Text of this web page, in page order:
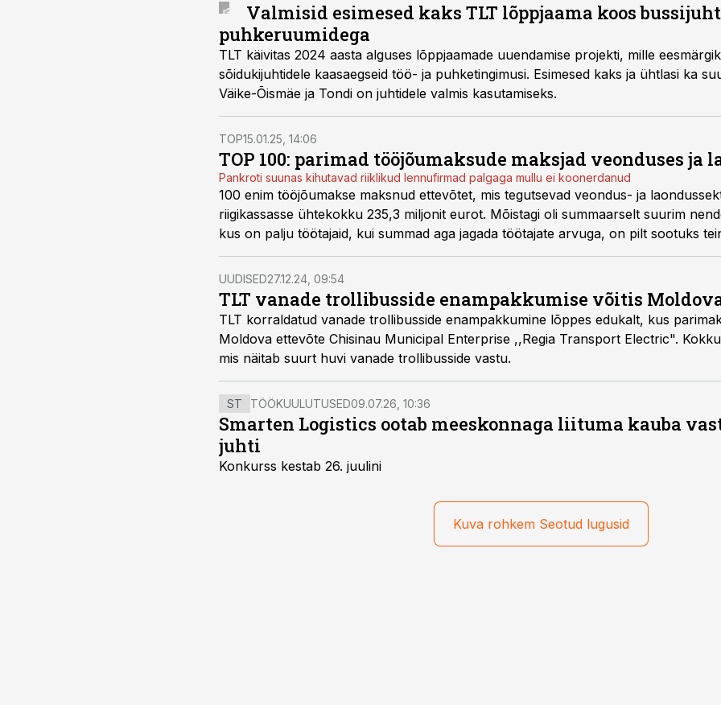
Valmisid esimesed kaks TLT lõppjaama koos
puhkeruumidega
TLT käivitas 2024 aasta alguses lõppjaamade uuendamise projekti, mille
sõidukijuhtidele kaasaegseid töö- ja puhketingimusi. Esimesed kaks ja ühtlasi ka
Väike-Õismäe ja Tondi on juhtidele valmis kasutamiseks.
TOP15.01.25, 14:06
TOP 100: parimad tööjõumaksude maksjad veonduses ja
Pankroti suunas kihutavad riiklikud lennufirmad palgaga mullu ei koonerdanud
100 enim tööjõumakse maksnud ettevõtet, mis tegutsevad veondus- ja
riigikassasse ühtekokku 235,3 miljonit eurot. Mõistagi oli summaarselt suurim
kus on palju töötajaid, kui summad aga jagada töötajate arvuga, on pilt sootuks
toob välja 100 parimat nii ühest kui teisest vaatevinklist vaadatuna.
UUDISED27.12.24, 09:54
TLT vanade trollibusside enampakkumise võitis
TLT korraldatud vanade trollibusside enampakkumine lõppes edukalt, kus
Moldova ettevõte Chisinau Municipal Enterprise ,,Regia Transport Electric".
mis näitab suurt huvi vanade trollibusside vastu.
ST TÖÖKUULUTUSED09.07.26, 10:36
Smarten Logistics ootab meeskonnaga liituma kauba
juhti
Konkurss kestab 26. juulini
Kuva rohkem Seotud lugusid